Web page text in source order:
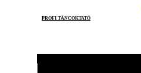
profi táncoktató